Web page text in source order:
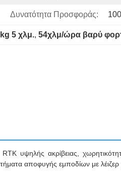
Δυνατότητα Προσφοράς:
5 χλμ., 54χλμ/ώρα βαρύ
υψηλής ακρίβειας,
αποφυγής εμποδίων με λέιζερ